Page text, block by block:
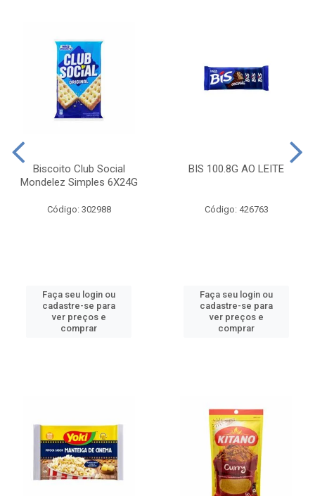
Biscoito Club Social
Mondelez Simples 6X24G
Código: 302988
Faça seu login ou
cadastre-se para
ver preços e
comprar
BIS 100.8G AO LEITE
Código: 426763
Faça seu login ou
cadastre-se para
ver preços e
comprar